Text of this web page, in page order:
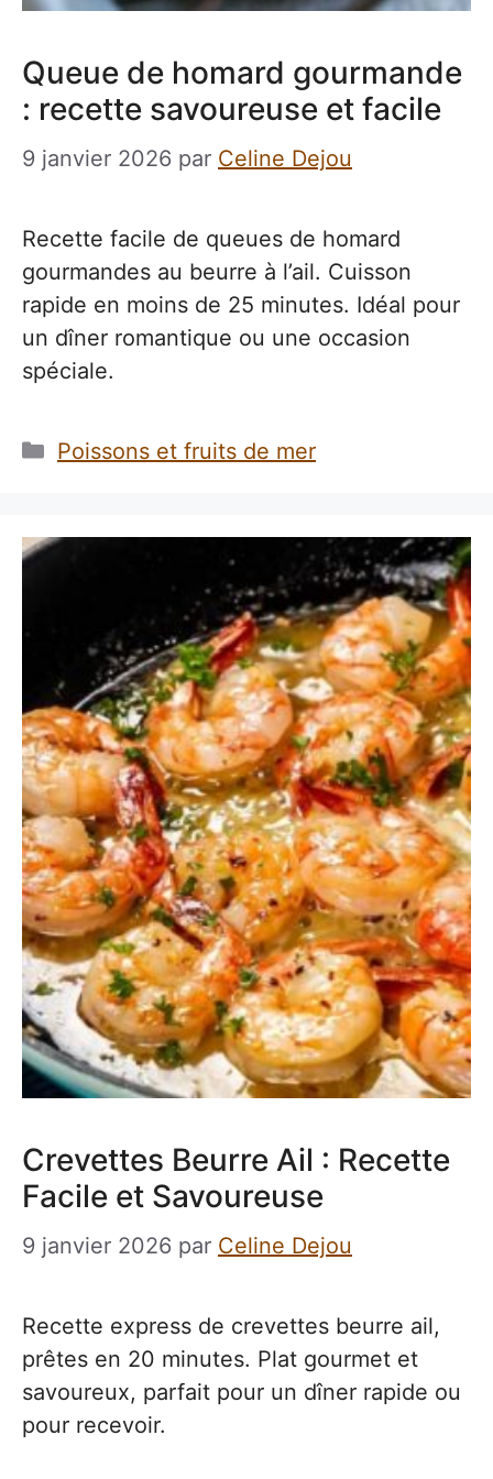
Queue de homard gourmande
: recette savoureuse et facile
9 janvier 2026 par Celine Dejou
Recette facile de queues de homard
gourmandes au beurre à l’ail. Cuisson
rapide en moins de 25 minutes. Idéal pour
un dîner romantique ou une occasion
spéciale.
Catégories
Poissons et fruits de mer
Crevettes Beurre Ail : Recette
Facile et Savoureuse
9 janvier 2026 par Celine Dejou
Recette express de crevettes beurre ail,
prêtes en 20 minutes. Plat gourmet et
savoureux, parfait pour un dîner rapide ou
pour recevoir.